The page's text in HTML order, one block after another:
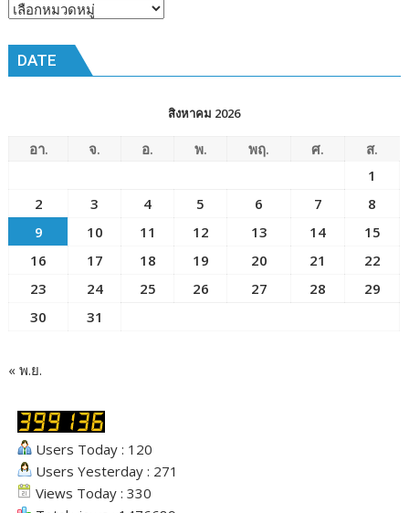
หัวข้อ
DATE
สิงหาคม 2026
อา. จ. อ. พ. พฤ. ศ.
ส.
1
2
3 4 5 6 7
8
9
10 11 12 13 14
15
16
17 18 19 20 21
22
23
24 25 26 27 28
29
30
31
« พ.ย.
Users Today : 120
Users Yesterday : 271
Views Today : 330